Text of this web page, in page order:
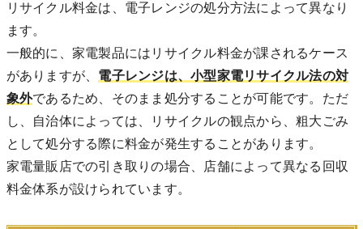
リサイクル料金は、電子レンジの処分方法によって異なり
ます。
一般的に、家電製品にはリサイクル料金が課されるケース
がありますが、 電子レンジは、小型家電リサイクル法の対
象外であるため、そのまま処分することが可能です。ただ
し、自治体によっては、リサイクルの観点から、粗大ごみ
として処分する際に料金が発生することがあります。
家電量販店での引き取りの場合、店舗によって異なる回収
料金体系が設けられています。